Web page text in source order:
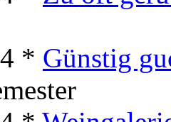
* Günstig